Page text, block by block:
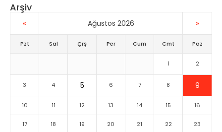
Arşiv
« Ağustos 2026 »
Pzt Sal Çrş Per Cum Cmt Paz
1 2
3 4 5 6 7 8 9
10 11 12 13 14 15 16
17 18 19 20 21 22 23